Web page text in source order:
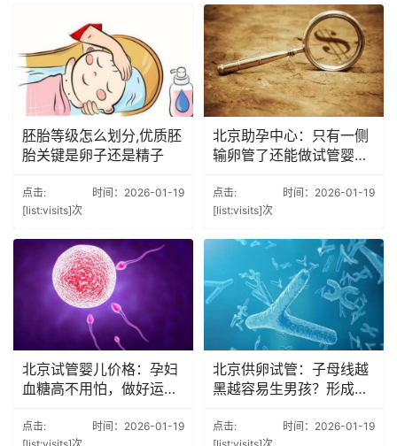
胚胎等级怎么划分,优质胚
胎关键是卵子还是精子
点击:
[list:visits]次
时间：2026-01-19
北京助孕中心：只有一侧
输卵管了还能做试管婴儿
点击:
[list:visits]次
时间：2026-01-19
北京试管婴儿价格：孕妇
血糖高不用怕，做好运动
点击:
时间：2026-01-19
北京供卵试管：子母线越
黑越容易生男孩？形成原
点击:
时间：2026-01-19